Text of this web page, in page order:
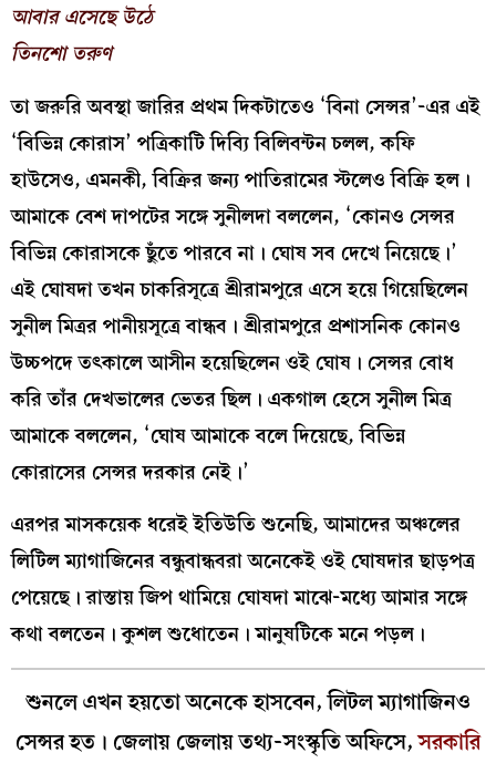
আবার এসেছে উঠে
তিনশো তরুণ
তা জরুরি অবস্থা জারির প্রথম দিকটাতেও ‘বিনা সেন্সর’-এর এই
‘বিভিন্ন কোরাস’ পত্রিকাটি দিব‍্যি বিলিবন্টন চলল, কফি
হাউসেও, এমনকী, বিক্রির জন‍্য পাতিরামের স্টলেও বিক্রি হল।
আমাকে বেশ দাপটের সঙ্গে সুনীলদা বললেন, ‘কোনও সেন্সর
বিভিন্ন কোরাসকে ছুঁতে পারবে না। ঘোষ সব দেখে নিয়েছে।’
এই ঘোষদা তখন চাকরিসূত্রে শ্রীরামপুরে এসে হয়ে গিয়েছিলেন
সুনীল মিত্রর পানীয়সূত্রে বান্ধব। শ্রীরামপুরে প্রশাসনিক কোনও
উচ্চপদে তৎকালে আসীন হয়েছিলেন ওই ঘোষ। সেন্সর বোধ
করি তাঁর দেখভালের ভেতর ছিল। একগাল হেসে সুনীল মিত্র
আমাকে বললেন, ‘ঘোষ আমাকে বলে দিয়েছে, বিভিন্ন
কোরাসের সেন্সর দরকার নেই।’
এরপর মাসকয়েক ধরেই ইতিউতি শুনেছি, আমাদের অঞ্চলের
লিটিল ম‍্যাগাজিনের বন্ধুবান্ধবরা অনেকেই ওই ঘোষদার ছাড়পত্র
পেয়েছে। রাস্তায় জিপ থামিয়ে ঘোষদা মাঝে-মধ‍্যে আমার সঙ্গে
কথা বলতেন। কুশল শুধোতেন। মানুষটিকে মনে পড়ল।
শুনলে এখন হয়তো অনেকে হাসবেন, লিটল ম‍্যাগাজিনও
সেন্সর হত। জেলায় জেলায় তথ‍্য-সংস্কৃতি অফিসে,সরকারি